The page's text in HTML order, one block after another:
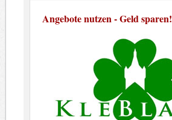
Angebote nutzen - Geld sparen!